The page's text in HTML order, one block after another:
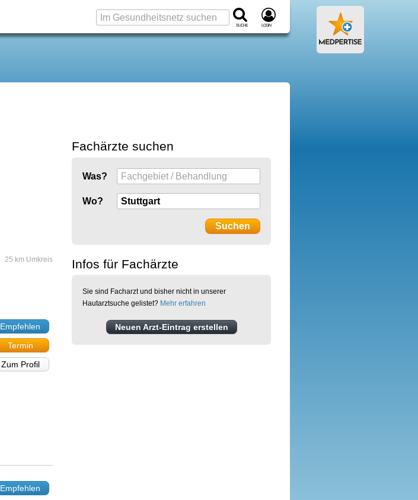
Suche Login
25 km Umkreis
Empfehlen
Termin
Zum Profil
Empfehlen
Fachärzte suchen
Was?
Wo?
Infos für Fachärzte
Sie sind Facharzt und bisher nicht in unserer
Hautarztsuche gelistet? Mehr erfahren
Neuen Arzt-Eintrag erstellen